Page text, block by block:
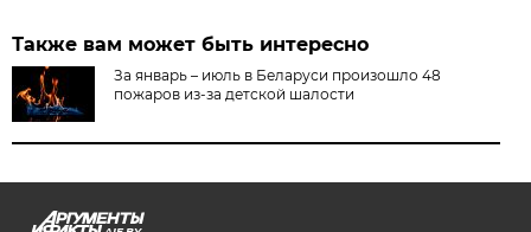
Также вам может быть интересно
За январь – июль в Беларуси произошло 48
пожаров из-за детской шалости